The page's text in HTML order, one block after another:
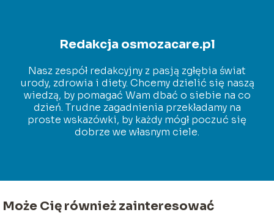
Redakcja osmozacare.pl
Nasz zespół redakcyjny z pasją zgłębia świat
urody, zdrowia i diety. Chcemy dzielić się naszą
wiedzą, by pomagać Wam dbać o siebie na co
dzień. Trudne zagadnienia przekładamy na
proste wskazówki, by każdy mógł poczuć się
dobrze we własnym ciele.
Może Cię również zainteresować